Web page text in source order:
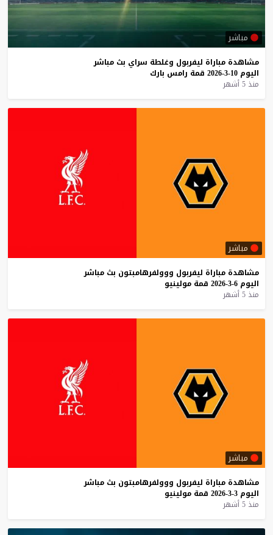
مباشر
مشاهدة مباراة ليفربول وغلطة سراي بث مباشر
اليوم 10-3-2026 قمة رامس بارك
منذ 5 أشهر
مباشر
مشاهدة مباراة ليفربول ووولفرهامبتون بث مباشر
اليوم 6-3-2026 قمة مولينيو
منذ 5 أشهر
مباشر
مشاهدة مباراة ليفربول ووولفرهامبتون بث مباشر
اليوم 3-3-2026 قمة مولينيو
منذ 5 أشهر